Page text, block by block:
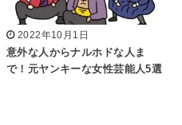
2022年10月1日
意外な人からナルホドな人ま
で！元ヤンキーな女性芸能人5選